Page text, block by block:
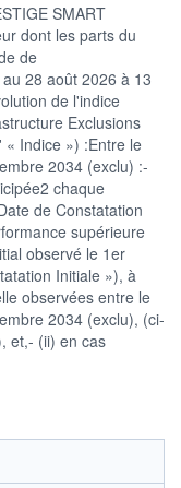
1 001
1 003
BOURSOVIE
SMART
dont les parts du
de
28 août 2026 à 13
de l'indice
Exclusions
« Indice ») :Entre le
2034 (exclu) :-
chaque
de Constatation
supérieure
observé le 1er
Initiale »), à
observées entre le
2034 (exclu), (ci-
et,- (ii) en cas